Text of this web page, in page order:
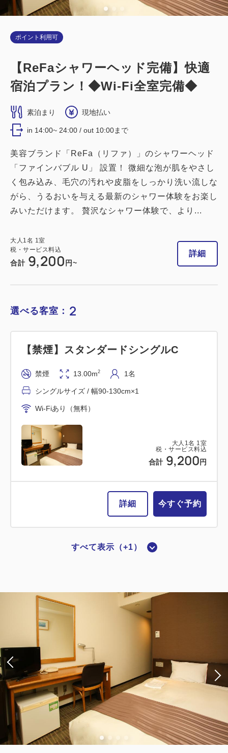
ポイント利用可
【ReFaシャワーヘッド完備】快適
宿泊プラン！◆Wi-Fi全室完備◆
素泊まり 現地払い
in 14:00~ 24:00 / out 10:00まで
美容ブランド「ReFa（リファ）」のシャワーヘッド
「ファインバブル U」 設置！ 微細な泡が肌をやさし
く包み込み、毛穴の汚れや皮脂をしっかり洗い流しな
がら、うるおいを与える最新のシャワー体験をお楽し
みいただけます。 贅沢なシャワー体験で、より...
大人 1名 1室
税・サービス料込
合計 9,200 円~
詳細
選べる客室： 2
大人 1名 1室
税・サービス料込
合計 9,200 円
【禁煙】スタンダードシングルC
禁煙 13.00m2 1名
シングルサイズ / 幅90-130cm×1
Wi-Fiあり（無料）
詳細 今すぐ予約
税・サービス料込
合計 9,200 円
シングルサイズ / 幅90-130cm×1
Wi-Fiあり（無料）
今すぐ予約
すべて表示（+1）